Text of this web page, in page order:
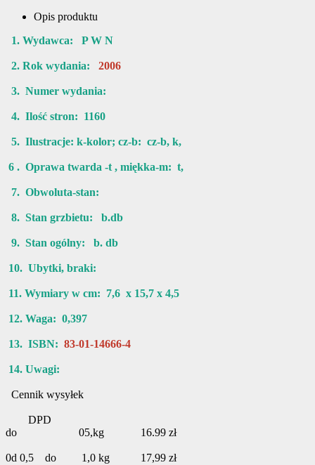
Opis produktu
1. Wydawca: P W N
2. Rok wydania: 2006
3. Numer wydania:
4. Ilość stron: 1160
5. Ilustracje: k-kolor; cz-b: cz-b, k,
6 . Oprawa twarda -t , miękka-m: t,
7. Obwoluta-stan:
8. Stan grzbietu: b.db
9. Stan ogólny: b. db
10. Ubytki, braki:
11. Wymiary w cm: 7,6 x 15,7 x 4,5
12. Waga: 0,397
13. ISBN: 83-01-14666-4
14. Uwagi:
Cennik wysyłek
DPD
do 05,kg 16.99 zł
0d 0,5 do 1,0 kg 17,99 zł